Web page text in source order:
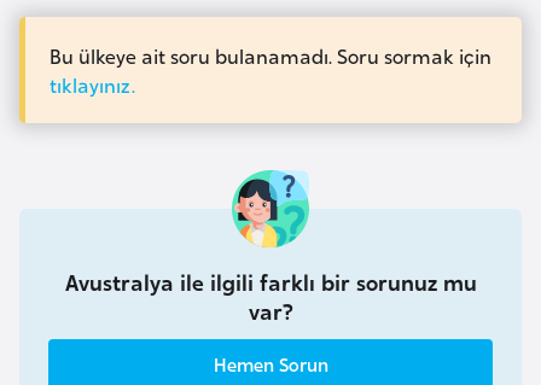
Bu ülkeye ait soru bulanamadı. Soru sormak için
tıklayınız.
Avustralya ile ilgili farklı bir sorunuz mu
var?
Hemen Sorun
n